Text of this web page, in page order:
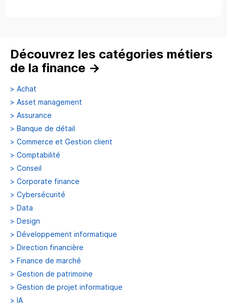
Découvrez les catégories métiers
de la finance →
> Achat
> Asset management
> Assurance
> Banque de détail
> Commerce et Gestion client
> Comptabilité
> Conseil
> Corporate finance
> Cybersécurité
> Data
> Design
> Développement informatique
> Direction financière
> Finance de marché
> Gestion de patrimoine
> Gestion de projet informatique
> IA